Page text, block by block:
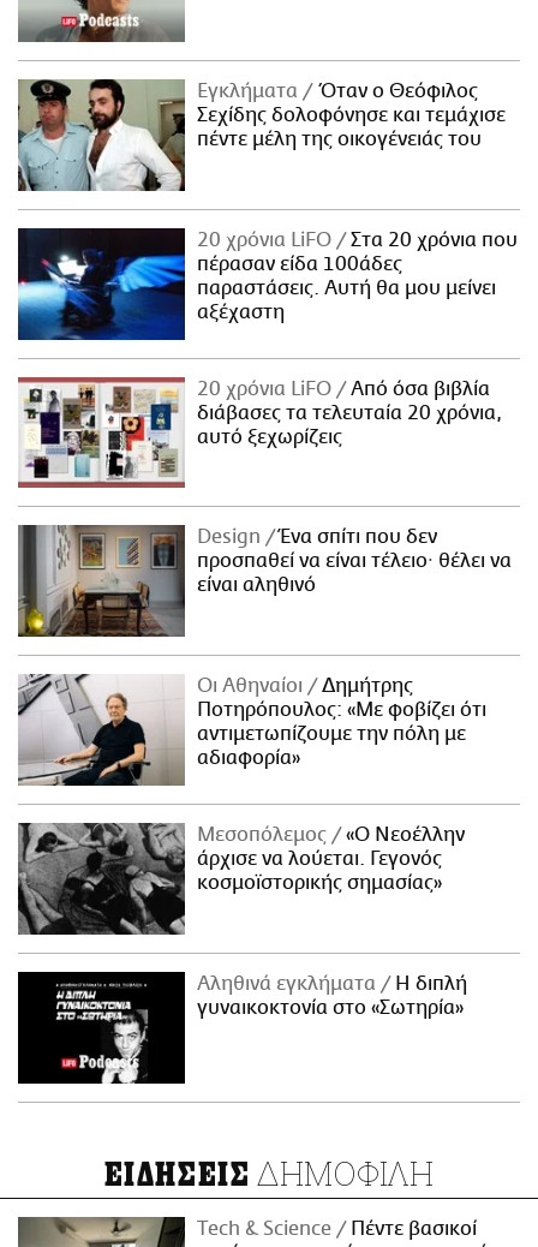
Εγκλήματα
Όταν ο Θεόφιλος
Σεχίδης δολοφόνησε και τεμάχισε
πέντε μέλη της οικογένειάς του
20 χρόνια LiFO
Στα 20 χρόνια που
πέρασαν είδα 100άδες
παραστάσεις. Αυτή θα μου μείνει
αξέχαστη
20 χρόνια LiFO
Από όσα βιβλία
διάβασες τα τελευταία 20 χρόνια,
αυτό ξεχωρίζεις
Design
Ένα σπίτι που δεν
προσπαθεί να είναι τέλειο· θέλει να
είναι αληθινό
Οι Αθηναίοι
Δημήτρης
Ποτηρόπουλος: «Με φοβίζει ότι
αντιμετωπίζουμε την πόλη με
αδιαφορία»
Μεσοπόλεμος
«Ο Νεοέλλην
άρχισε να λούεται. Γεγονός
κοσμοϊστορικής σημασίας»
Αληθινά εγκλήματα
Η διπλή
γυναικοκτονία στο «Σωτηρία»
ΕΙΔΗΣΕΙΣ ΔΗΜΟΦΙΛΗ
Τech & Science
Πέντε βασικοί